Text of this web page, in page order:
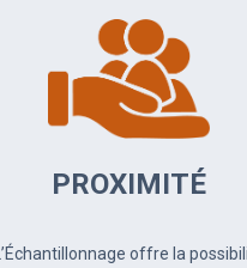
PROXIMITÉ
L’Échantillonnage offre la